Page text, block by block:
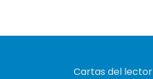
Cartas del lector